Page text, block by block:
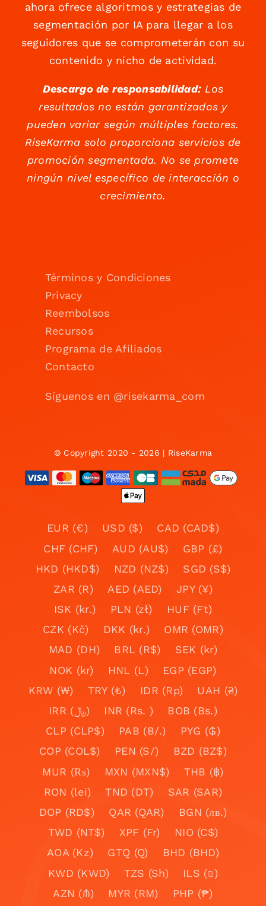
ahora ofrece algoritmos y estrategias de
segmentación por IA para llegar a los
seguidores que se comprometerán con su
contenido y nicho de actividad.
Descargo de responsabilidad:Los
resultados no están garantizados y
pueden variar según múltiples factores.
RiseKarma solo proporciona servicios de
promoción segmentada. No se promete
ningún nivel específico de interacción o
crecimiento.
Términos y Condiciones
Privacy
Reembolsos
Recursos
Programa de Afiliados
Contacto
Síguenos en @risekarma_com
© Copyright 2020 - 2026 | RiseKarma
EUR (€) USD ($)
CAD (CAD$)
CHF (CHF)
AUD (AU$)
GBP (£)
HKD (HKD$)
NZD (NZ$)
SGD (S$)
ZAR (R)
AED (AED)
JPY (¥)
ISK (kr.)
PLN (zł)
HUF (Ft)
CZK (Kč)
DKK (kr.)
OMR (OMR)
MAD (DH)
BRL (R$)
SEK (kr)
NOK (kr)
HNL (L)
EGP (EGP)
KRW (₩)
TRY (₺) IDR (Rp)
UAH (₴)
IRR (﷼)
INR (Rs. )
BOB (Bs.)
CLP (CLP$)
PAB (B/.)
PYG (₲)
COP (COL$)
PEN (S/)
BZD (BZ$)
MUR (₨)
MXN (MXN$)
THB (฿)
RON (lei)
TND (DT)
SAR (SAR)
DOP (RD$)
QAR (QAR)
BGN (лв.)
TWD (NT$)
XPF (Fr)
NIO (C$)
AOA (Kz)
GTQ (Q)
BHD (BHD)
KWD (KWD)
TZS (Sh)
ILS (₪)
AZN (₼)
MYR (RM)
PHP (₱)